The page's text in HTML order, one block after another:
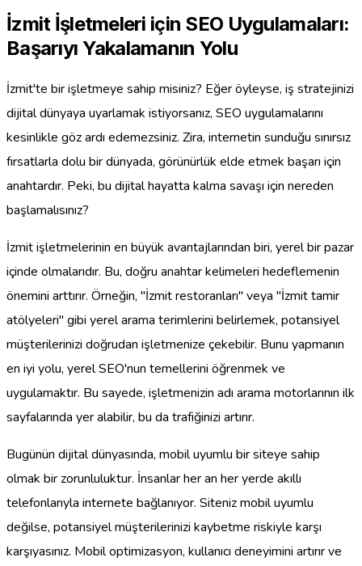
İzmit İşletmeleri için SEO Uygulamaları:
Başarıyı Yakalamanın Yolu
İzmit'te bir işletmeye sahip misiniz? Eğer öyleyse, iş stratejinizi
dijital dünyaya uyarlamak istiyorsanız, SEO uygulamalarını
kesinlikle göz ardı edemezsiniz. Zira, internetin sunduğu sınırsız
fırsatlarla dolu bir dünyada, görünürlük elde etmek başarı için
anahtardır. Peki, bu dijital hayatta kalma savaşı için nereden
başlamalısınız?
İzmit işletmelerinin en büyük avantajlarından biri, yerel bir pazar
içinde olmalarıdır. Bu, doğru anahtar kelimeleri hedeflemenin
önemini arttırır. Örneğin, "İzmit restoranları" veya "İzmit tamir
atölyeleri" gibi yerel arama terimlerini belirlemek, potansiyel
müşterilerinizi doğrudan işletmenize çekebilir. Bunu yapmanın
en iyi yolu, yerel SEO'nun temellerini öğrenmek ve
uygulamaktır. Bu sayede, işletmenizin adı arama motorlarının ilk
sayfalarında yer alabilir, bu da trafiğinizi artırır.
Bugünün dijital dünyasında, mobil uyumlu bir siteye sahip
olmak bir zorunluluktur. İnsanlar her an her yerde akıllı
telefonlarıyla internete bağlanıyor. Siteniz mobil uyumlu
değilse, potansiyel müşterilerinizi kaybetme riskiyle karşı
karşıyasınız. Mobil optimizasyon, kullanıcı deneyimini artırır ve